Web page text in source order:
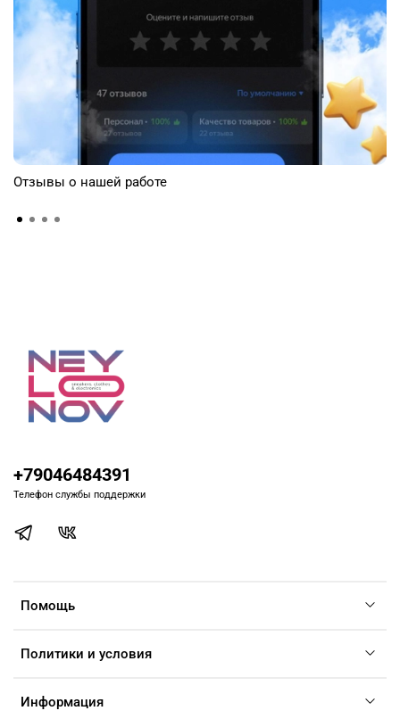
Отзывы о нашей работе
Помощь
Политики и условия
Информация
+79046484391
Телефон службы поддержки